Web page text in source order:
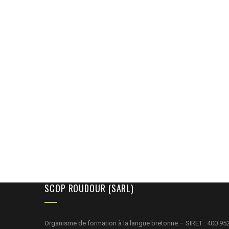
SCOP ROUDOUR (SARL)
Organisme de formation à la langue bretonne – SIRET : 400